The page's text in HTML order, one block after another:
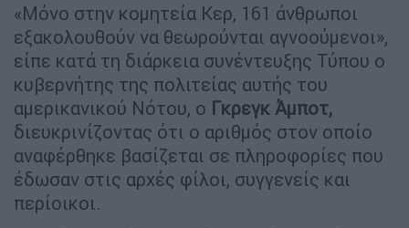
«Μόνο στην κομητεία Κερ, 161 άνθρωποι
εξακολουθούν να θεωρούνται αγνοούμενοι»,
είπε κατά τη διάρκεια συνέντευξης Τύπου ο
κυβερνήτης της πολιτείας αυτής του
αμερικανικού Νότου, ο Γκρεγκ Άμποτ,
διευκρινίζοντας ότι ο αριθμός στον οποίο
αναφέρθηκε βασίζεται σε πληροφορίες που
έδωσαν στις αρχές φίλοι, συγγενείς και
περίοικοι.